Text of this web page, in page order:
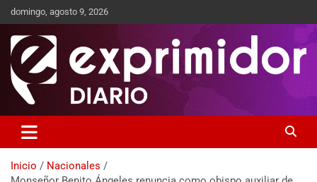
domingo, agosto 9, 2026
Exprimidor media
Inicio
Nacionales